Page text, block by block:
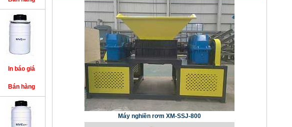
Máy nghiền rơm XM-SSJ-800